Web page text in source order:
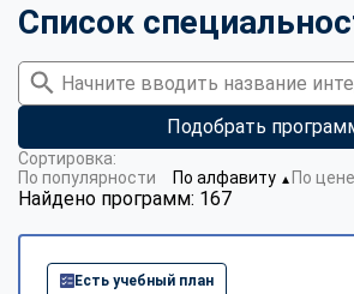
Список
Подобрать
Найдено программ: 167
Сортировка:
По популярности
По алфавиту ▼ По цене
Есть учебный план